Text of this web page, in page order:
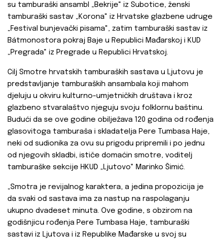
su tamburaški ansambl „Bekrije" iz Subotice, ženski
tamburaški sastav „Korona" iz Hrvatske glazbene udruge
„Festival bunjevački pisama", zatim tamburaški sastav iz
Bátmonostora pokraj Baje u Republici Mađarskoj i KUD
„Pregrada" iz Pregrade u Republici Hrvatskoj.
Cilj Smotre hrvatskih tamburaških sastava u Ljutovu je
predstavljanje tamburaških ansambala koji mahom
djeluju u okviru kulturno-umjetničkih društava i kroz
glazbeno stvaralaštvo njeguju svoju folklornu baštinu.
Budući da se ove godine obilježava 120 godina od rođenja
glasovitoga tamburaša i skladatelja Pere Tumbasa Haje,
neki od sudionika za ovu su prigodu pripremili i po jednu
od njegovih skladbi, ističe domaćin smotre, voditelj
tamburaške sekcije HKUD „Ljutovo" Marinko Šimić.
„Smotra je revijalnog karaktera, a jedina propozicija je
da svaki od sastava ima za nastup na raspolaganju
ukupno dvadeset minuta. Ove godine, s obzirom na
godišnjicu rođenja Pere Tumbasa Haje, tamburaški
sastavi iz Ljutova i iz Republike Mađarske u svoj su